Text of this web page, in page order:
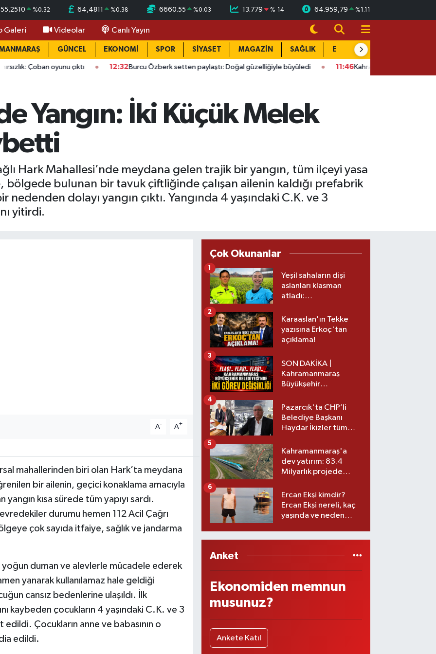
55,2510 %0.32 64,4811 %0.38 6660.55 %0.03 13.779 %-14 64.959,79 %1.11
Galeri Videolar Canlı Yayın
GÜNCEL EKONOMİ SPOR SİYASET MAGAZİN SAĞLIK EĞİTİM
oyunu çıktı 12:32 Burcu Özberk setten paylaştı: Doğal güzelliğiyle büyüledi 11:46 Kahramanmaraşlı emeklilere müjde!
Yangın: İki Küçük Melek
Hark Mahallesi’nde meydana gelen trajik bir yangın, tüm ilçeyi yasa
bulunan bir tavuk çiftliğinde çalışan ailenin kaldığı prefabrik
dolayı yangın çıktı. Yangında 4 yaşındaki C.K. ve 3
yitirdi.
A- A+
mahallerinden biri olan Hark’ta meydana
bir ailenin, geçici konaklama amacıyla
kısa sürede tüm yapıyı sardı.
durumu hemen 112 Acil Çağrı
çok sayıda itfaiye, sağlık ve jandarma
yoğun duman ve alevlerle mücadele ederek
yanarak kullanılamaz hale geldiği
cansız bedenlerine ulaşıldı. İlk
kaybeden çocukların 4 yaşındaki C.K. ve 3
Çocukların anne ve babasının o
edildi.
Çok Okunanlar
Yeşil sahaların dişi
aslanları klasman
atladı:
üst lige iki transfer!
1
Karaaslan'ın Tekke
yazısına Erkoç'tan
açıklama!
2
SON DAKİKA |
Kahramanmaraş
Büyükşehir
görev değişikliği!
3
Pazarcık'ta CHP’li
Belediye Başkanı
Haydar İkizler tüm
yeni partisi
4
Kahramanmaraş'a
dev yatırım: 83.4
Milyarlık projede
5
Ercan Ekşi kimdir?
Ercan Ekşi nereli, kaç
yaşında ve neden
6
Anket
Ekonomiden memnun
musunuz?
Ankete Katıl